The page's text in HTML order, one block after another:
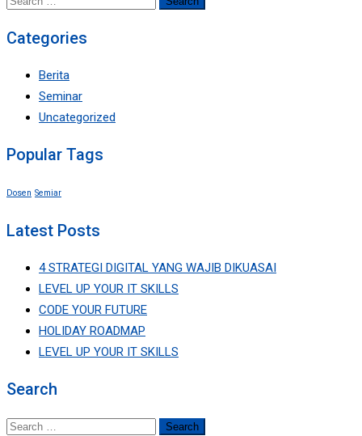
Categories
Berita
Seminar
Uncategorized
Popular Tags
Dosen Semiar
Latest Posts
4 STRATEGI DIGITAL YANG WAJIB DIKUASAI
LEVEL UP YOUR IT SKILLS
CODE YOUR FUTURE
HOLIDAY ROADMAP
LEVEL UP YOUR IT SKILLS
Search
Search